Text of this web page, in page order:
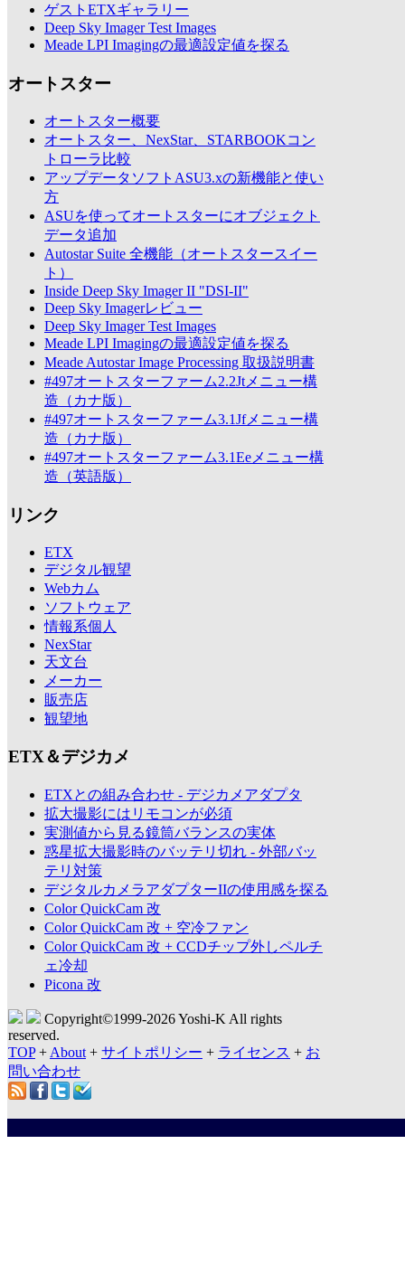
ゲストETXギャラリー
Deep Sky Imager Test Images
Meade LPI Imagingの最適設定値を探る
オートスター
オートスター概要
オートスター、NexStar、STARBOOKコン
トローラ比較
アップデータソフトASU3.xの新機能と使い
方
ASUを使ってオートスターにオブジェクト
データ追加
Autostar Suite 全機能（オートスタースイー
ト）
Inside Deep Sky Imager II "DSI-II"
Deep Sky Imagerレビュー
Deep Sky Imager Test Images
Meade LPI Imagingの最適設定値を探る
Meade Autostar Image Processing 取扱説明書
#497オートスターファーム2.2Jtメニュー構
造（カナ版）
#497オートスターファーム3.1Jfメニュー構
造（カナ版）
#497オートスターファーム3.1Eeメニュー構
造（英語版）
リンク
ETX
デジタル観望
Webカム
ソフトウェア
情報系個人
NexStar
天文台
メーカー
販売店
観望地
ETX＆デジカメ
ETXとの組み合わせ - デジカメアダプタ
拡大撮影にはリモコンが必須
実測値から見る鏡筒バランスの実体
惑星拡大撮影時のバッテリ切れ - 外部バッ
テリ対策
デジタルカメラアダプターIIの使用感を探る
Color QuickCam 改
Color QuickCam 改 + 空冷ファン
Color QuickCam 改 + CCDチップ外しペルチ
ェ冷却
Picona 改
Copyright©1999-2026 Yoshi-K All rights
reserved.
TOP+ About + サイトポリシー + ライセンス + お
問い合わせ